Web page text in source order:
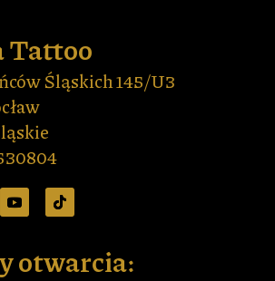
Tattoo
Śląskich 145/U3
otwarcia: